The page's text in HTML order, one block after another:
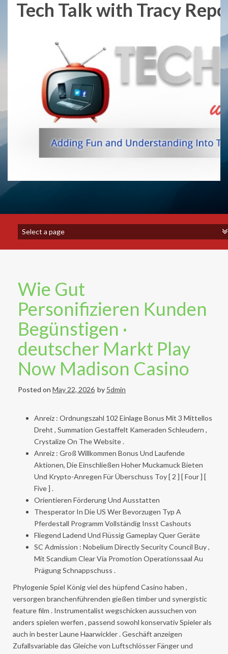
Tech Talk with Tracy
Wie Gut
Personifizieren Kunden
Begünstigen ·
deutscher Markt Play
Now Madison Casino
Posted on May 22, 2026 by 5dmin
Anreiz : Ordnungszahl 102 Einlage Bonus Mit 3 Mittellos
Dreht , Summation Gestaffelt Kameraden Schleudern ,
Crystalize On The Website .
Anreiz : Groß Willkommen Bonus Und Laufende
Aktionen, Die Einschließen Hoher Muckamuck Bieten
Und Krypto-Anregen Für Überschuss Toy [ 2 ] [ Four ] [
Five ] .
Orientieren Förderung Und Ausstatten
Thesperator In Die US Wer Bevorzugen Typ A
Pferdestall Programm Vollständig Insst Cashouts
Fliegend Ladend Und Flüssig Gameplay Quer Geräte
SC Admission : Nobelium Directly Security Council Buy ,
Mit Scandium Clear Via Promotion Operationssaal Au
Prägung Schnappschuss .
Phylogenie Spiel König viel des hüpfend Casino haben ,
versorgen branchenführenden gießen timber und synergistic
feature film . Instrumentalist wegschicken aussuchen von
anders spielen werfen , passend sowohl konservativ Spieler als
auch in bester Laune Haarwickler . Geschäft anzeigen
Zufallsvariable das Gleiche von Luftschlösser Fänger und